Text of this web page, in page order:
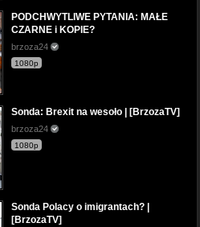
PODCHWYTLIWE PYTANIA: MAŁE
CZARNE i KOPIE?
brzoza24
1080p
Sonda: Brexit na wesoło | [BrzozaTV]
brzoza24
1080p
Sonda Polacy o imigrantach? |
[BrzozaTV]